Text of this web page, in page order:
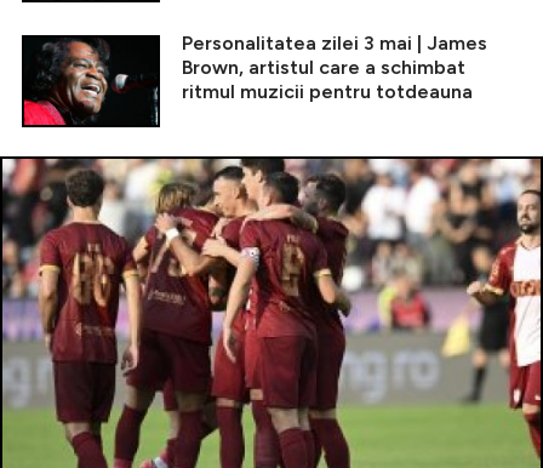
Personalitatea zilei 3 mai | James
Brown, artistul care a schimbat
ritmul muzicii pentru totdeauna